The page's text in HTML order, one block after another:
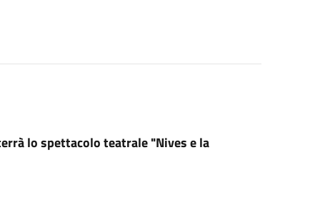
lo spettacolo teatrale "Nives e la